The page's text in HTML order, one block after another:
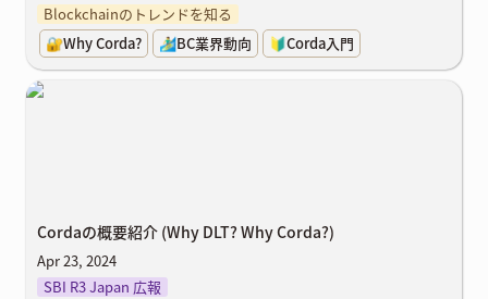
Blockchainのトレンドを知る
🔐Why Corda?
🏄‍♂️BC業界動向 🔰Corda入門
Cordaの概要紹介 (Why DLT? Why Corda?)
Cordaの概要紹介 (Why DLT? Why Corda?)
Apr 23, 2024
SBI R3 Japan 広報